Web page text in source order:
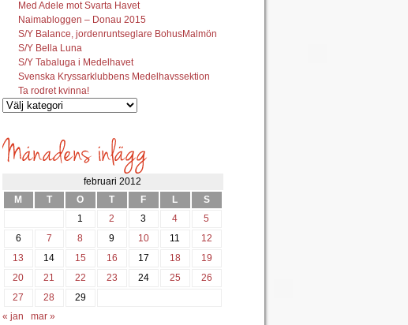
Med Adele mot Svarta Havet
Naimabloggen – Donau 2015
S/Y Balance, jordenruntseglare BohusMalmön
S/Y Bella Luna
S/Y Tabaluga i Medelhavet
Svenska Kryssarklubbens Medelhavssektion
Ta rodret kvinna!
Vilka
söks?
februari 2012
M
T O T F L
S
1
2 3 4
5
6
7 8 9 10 11
12
13
14 15 16 17 18
19
20
21 22 23 24 25
26
27
28
29
« jan
mar »